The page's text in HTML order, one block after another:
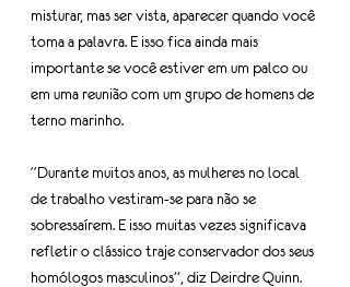
misturar, mas ser vista, aparecer quando você
toma a palavra. E isso fica ainda mais
importante se você estiver em um palco ou
em uma reunião com um grupo de homens de
terno marinho.
“Durante muitos anos, as mulheres no local
de trabalho vestiram-se para não se
sobressaírem. E isso muitas vezes significava
refletir o clássico traje conservador dos seus
homólogos masculinos”, diz Deirdre Quinn.